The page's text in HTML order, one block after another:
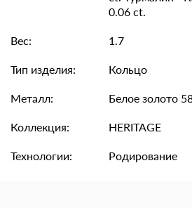
0.06 ct.
Вес:
1.7
Тип изделия:
Кольцо
Металл:
Белое золото
Коллекция:
HERITAGE
Технологии:
Родирование